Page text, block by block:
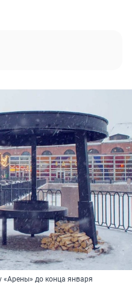
«Арены» до конца января